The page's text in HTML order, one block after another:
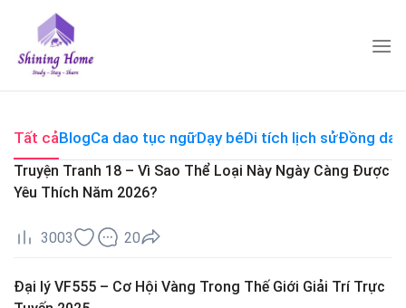
content
Tất cảBlogCa dao tục ngữDạy béDi tích lịch sửĐồng dao
Truyện Tranh 18 – Vì Sao Thể Loại Này Ngày Càng Được
Yêu Thích Năm 2026?
3003 20
Đại lý VF555 – Cơ Hội Vàng Trong Thế Giới Giải Trí Trực